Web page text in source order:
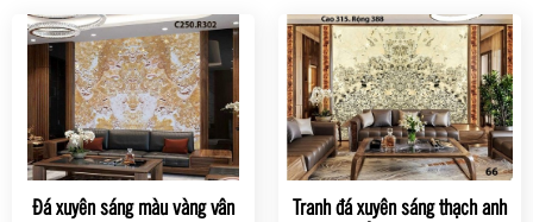
Đá xuyên sáng màu vàng vân
Tranh đá xuyên sáng thạch anh